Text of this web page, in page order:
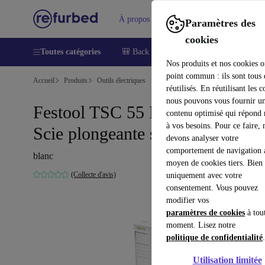
Paramètres des
cookies
Nos produits et nos cookies
point commun : ils sont tous
réutilisés. En réutilisant les
nous pouvons vous fournir
contenu optimisé qui répond
à vos besoins. Pour ce faire,
devons analyser votre
comportement de navigation
moyen de cookies tiers. Bien
uniquement avec votre
consentement. Vous pouvez
modifier vos
paramètres de cookies à
moment. Lisez notre
politique de confidentialité.
Utilisation limitée
À propos Aide
Toutes catégories 🎒 Back to school
Accueil Produits Outils électriques
Festool TSC 55 Li REB-Basic
Scie plongeante sans batterie
blanc
(Collecte d'avis)